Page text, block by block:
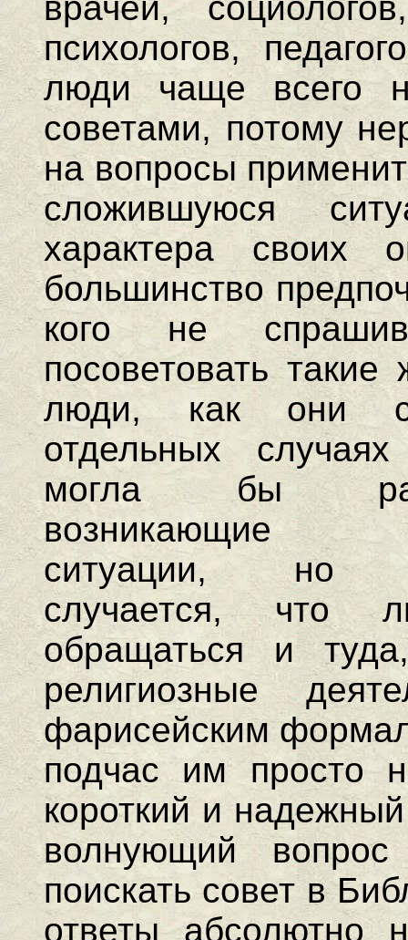
врачей,
психологов,
люди чаще всего
советами, потому
на вопросы
сложившуюся
характера своих
большинство
кого не
посоветовать
люди, как они
отдельных
могла бы
возникающие
ситуации, но
случается, что
обращаться и
религиозные
фарисейским
подчас им просто
короткий и
волнующий
поискать совет в
ответы абсолютно